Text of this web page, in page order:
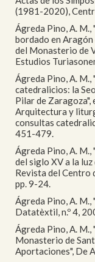
(1981-2020),
Ágreda Pino, A.
bordado en
del Monasterio de
Estudios
Ágreda Pino, A.
catedralicios: la
Pilar de Zaragoza",
Arquitectura y
consultas
451-479.
Ágreda Pino, A.
del siglo XV a la
Revista del Centro
pp. 9-24.
Ágreda Pino, A.
Datatèxtil, n.º 4,
Ágreda Pino, A.
Monasterio de
Aportaciones", De